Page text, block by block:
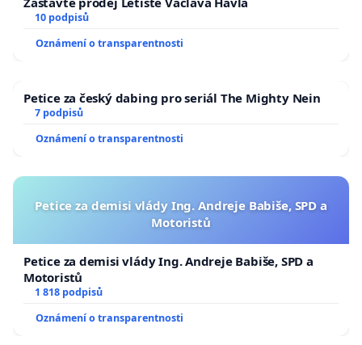
10 podpisů
Oznámení o transparentnosti
Petice za český dabing pro seriál The Mighty Nein
7 podpisů
Oznámení o transparentnosti
Petice za demisi vlády Ing. Andreje Babiše, SPD a
Motoristů
Petice za demisi vlády Ing. Andreje Babiše, SPD a
Motoristů
1 818 podpisů
Oznámení o transparentnosti